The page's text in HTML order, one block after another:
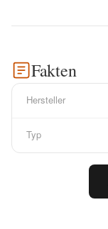
Fakten
Hersteller
Typ